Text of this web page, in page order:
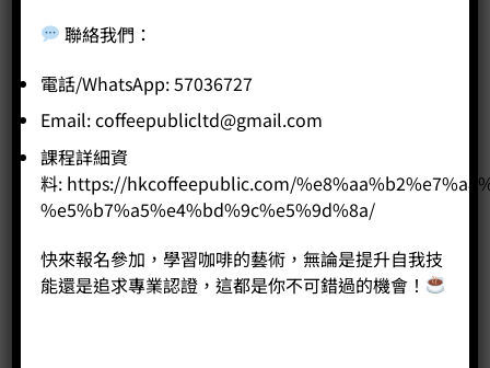
產品分類
咖啡課程
咖啡種類
咖啡機
咖啡器具
聯絡我們 ：
電話/WhatsApp: 57036727
Email:coffeepublicltd@gmail.com
課程詳細資
料: https://hkcoffeepublic.com/
%e5%b7%a5%e4%bd%9c%e5%9d%8a/
快來報名參加，學習咖啡的藝術，無論是提升自我技
能還是追求專業認證，這都是你不可錯過的機會！